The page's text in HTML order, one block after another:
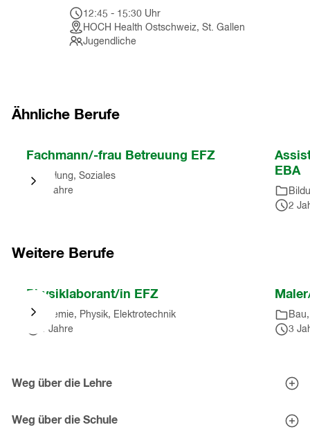
12:45 - 15:30 Uhr
HOCH Health Ostschweiz, St. Gallen
Jugendliche
Ähnliche Berufe
Karussell
springen
Fachmann/-frau Betreuung EFZ
Bildung, Soziales
3 Jahre
EBA
2
Karussell
Einträge)
Weitere Berufe
Karussell
springen
Physiklaborant/in EFZ
Chemie, Physik, Elektrotechnik
4 Jahre
3
springen
Einträge)
Weg über die Lehre
Eignungstests
Weg über die Schule